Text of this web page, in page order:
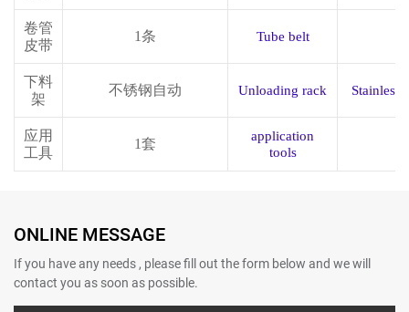
卷管
皮带
1条 Tube belt
下料
架
不锈钢自动 Unloading rack Stainless
应用
工具
1套
application
tools
ONLINE MESSAGE
If you have any needs , please fill out the form below and we will
contact you as soon as possible.